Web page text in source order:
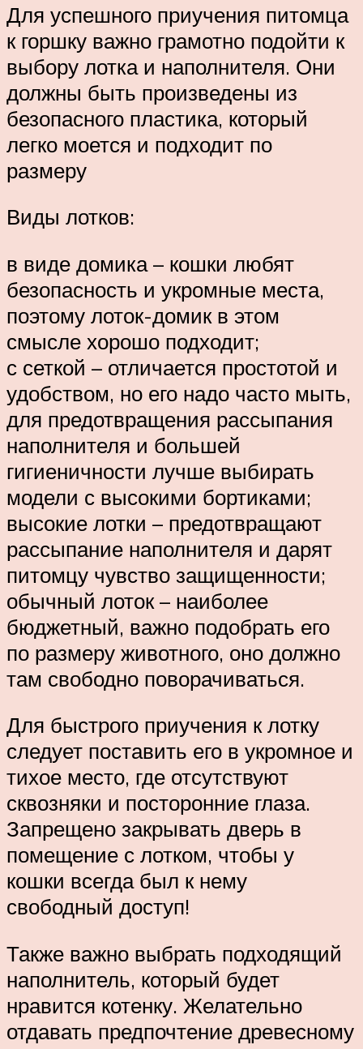
Для успешного приучения питомца
к горшку важно грамотно подойти к
выбору лотка и наполнителя. Они
должны быть произведены из
безопасного пластика, который
легко моется и подходит по
размеру
Виды лотков:
в виде домика – кошки любят
безопасность и укромные места,
поэтому лоток-домик в этом
смысле хорошо подходит;
с сеткой – отличается простотой и
удобством, но его надо часто мыть,
для предотвращения рассыпания
наполнителя и большей
гигиеничности лучше выбирать
модели с высокими бортиками;
высокие лотки – предотвращают
рассыпание наполнителя и дарят
питомцу чувство защищенности;
обычный лоток – наиболее
бюджетный, важно подобрать его
по размеру животного, оно должно
там свободно поворачиваться.
Для быстрого приучения к лотку
следует поставить его в укромное и
тихое место, где отсутствуют
сквозняки и посторонние глаза.
Запрещено закрывать дверь в
помещение с лотком, чтобы у
кошки всегда был к нему
свободный доступ!
Также важно выбрать подходящий
наполнитель, который будет
нравится котенку. Желательно
отдавать предпочтение древесному